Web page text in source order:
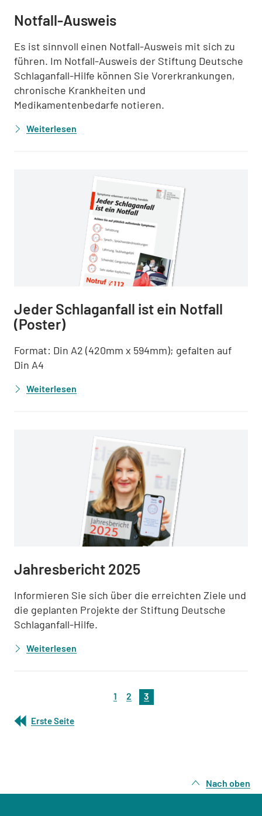
Notfall-Ausweis
Es ist sinnvoll einen Notfall-Ausweis mit sich zu
führen. Im Notfall-Ausweis der Stiftung Deutsche
Schlaganfall-Hilfe können Sie Vorerkrankungen,
chronische Krankheiten und
Medikamentenbedarfe notieren.
Weiterlesen
Jeder Schlaganfall ist ein Notfall
(Poster)
Format: Din A2 (420mm x 594mm); gefalten auf
Din A4
Weiterlesen
Jahresbericht 2025
Informieren Sie sich über die erreichten Ziele und
die geplanten Projekte der Stiftung Deutsche
Schlaganfall-Hilfe.
Weiterlesen
Erste Seite
1 2 3
Nach oben